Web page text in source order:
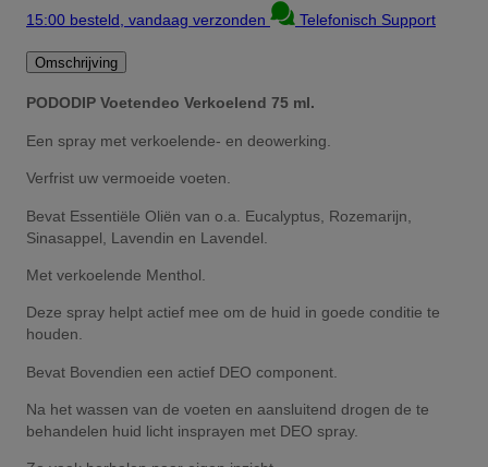
15:00 besteld, vandaag verzonden
Telefonisch Support
Omschrijving
PODODIP Voetendeo Verkoelend 75 ml.
Een spray met verkoelende- en deowerking.
Verfrist uw vermoeide voeten.
Bevat Essentiële Oliën van o.a. Eucalyptus, Rozemarijn,
Sinasappel, Lavendin en Lavendel.
Met verkoelende Menthol.
Deze spray helpt actief mee om de huid in goede conditie te
houden.
Bevat Bovendien een actief DEO component.
Na het wassen van de voeten en aansluitend drogen de te
behandelen huid licht insprayen met DEO spray.